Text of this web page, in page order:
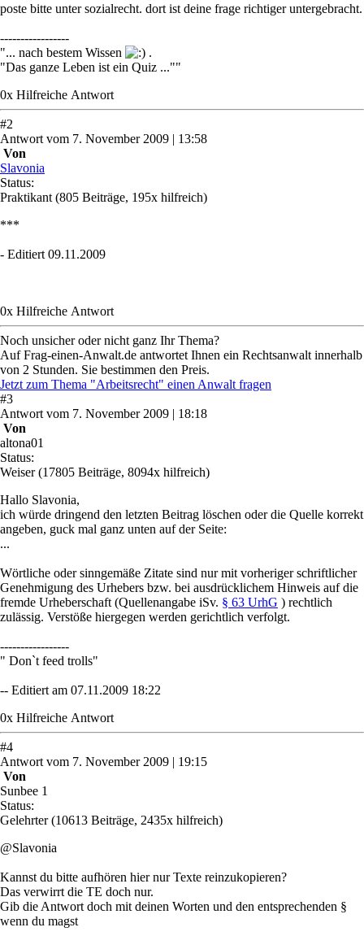
poste bitte unter sozialrecht. dort ist deine frage richtiger untergebracht.
-----------------
"... nach bestem Wissen
.
"Das ganze Leben ist ein Quiz ...""
0x Hilfreiche Antwort
#2
Antwort vom 7. November 2009 | 13:58
Von
Slavonia
Status:
Praktikant (805 Beiträge, 195x hilfreich)
***
- Editiert 09.11.2009
0x Hilfreiche Antwort
Noch unsicher oder nicht ganz Ihr Thema?
Auf Frag-einen-Anwalt.de antwortet Ihnen ein Rechtsanwalt innerhalb
von 2 Stunden. Sie bestimmen den Preis.
Jetzt zum Thema "Arbeitsrecht" einen Anwalt fragen
#3
Antwort vom 7. November 2009 | 18:18
Von
altona01
Status:
Weiser (17805 Beiträge, 8094x hilfreich)
Hallo Slavonia,
ich würde dringend den letzten Beitrag löschen oder die Quelle korrekt
angeben, guck mal ganz unten auf der Seite:
...
Wörtliche oder sinngemäße Zitate sind nur mit vorheriger schriftlicher
Genehmigung des Urhebers bzw. bei ausdrücklichem Hinweis auf die
fremde Urheberschaft (Quellenangabe iSv. § 63 UrhG ) rechtlich
zulässig. Verstöße hiergegen werden gerichtlich verfolgt.
-----------------
" Don`t feed trolls"
-- Editiert am 07.11.2009 18:22
0x Hilfreiche Antwort
#4
Antwort vom 7. November 2009 | 19:15
Von
Sunbee 1
Status:
Gelehrter (10613 Beiträge, 2435x hilfreich)
@Slavonia
Kannst du bitte aufhören hier nur Texte reinzukopieren?
Das verwirrt die TE doch nur.
Gib die Antwort doch mit deinen Worten und den entsprechenden §
wenn du magst